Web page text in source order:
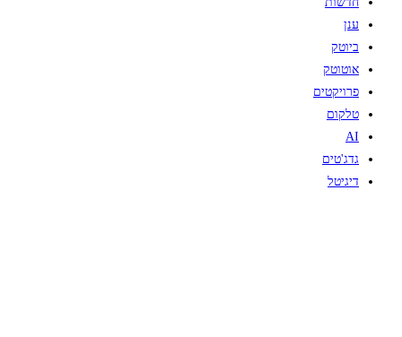
ענן
ביוטק
אוטוטק
פרויקטים
טלקום
AI
גדג'טים
דיגיטל